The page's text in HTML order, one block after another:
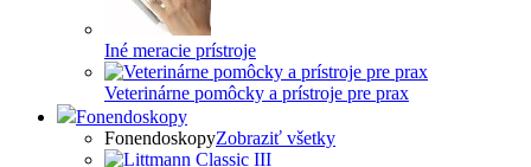
Iné meracie prístroje
Veterinárne pomôcky a prístroje pre prax
Fonendoskopy
FonendoskopyZobraziť všetky